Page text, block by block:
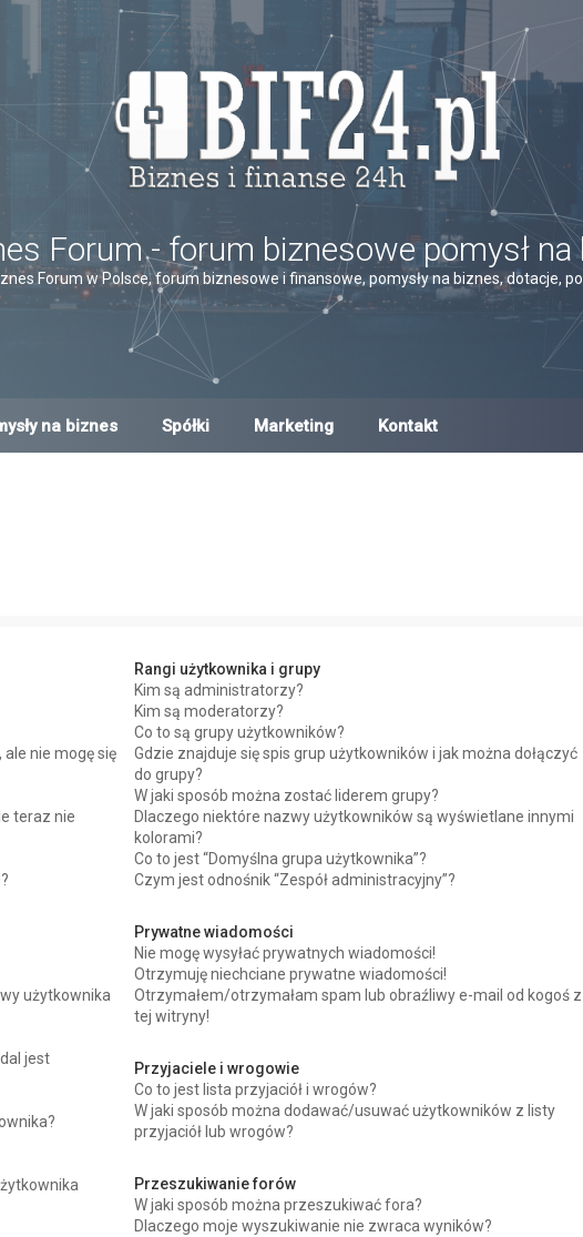
Forum - forum biznesowe pomysł na
Forum w Polsce, forum biznesowe i finansowe, pomysły na biznes, dotacje,
na biznes Spółki Marketing Kontakt
nie mogę się
teraz nie
użytkownika
jest
Rangi użytkownika i grupy
Kim są administratorzy?
Kim są moderatorzy?
Co to są grupy użytkowników?
Gdzie znajduje się spis grup użytkowników i jak można dołączyć
do grupy?
W jaki sposób można zostać liderem grupy?
Dlaczego niektóre nazwy użytkowników są wyświetlane innymi
kolorami?
Co to jest “Domyślna grupa użytkownika”?
Czym jest odnośnik “Zespół administracyjny”?
Prywatne wiadomości
Nie mogę wysyłać prywatnych wiadomości!
Otrzymuję niechciane prywatne wiadomości!
Otrzymałem/otrzymałam spam lub obraźliwy e-mail od kogoś z
tej witryny!
Przyjaciele i wrogowie
Co to jest lista przyjaciół i wrogów?
W jaki sposób można dodawać/usuwać użytkowników z listy
przyjaciół lub wrogów?
Przeszukiwanie forów
W jaki sposób można przeszukiwać fora?
Dlaczego moje wyszukiwanie nie zwraca wyników?